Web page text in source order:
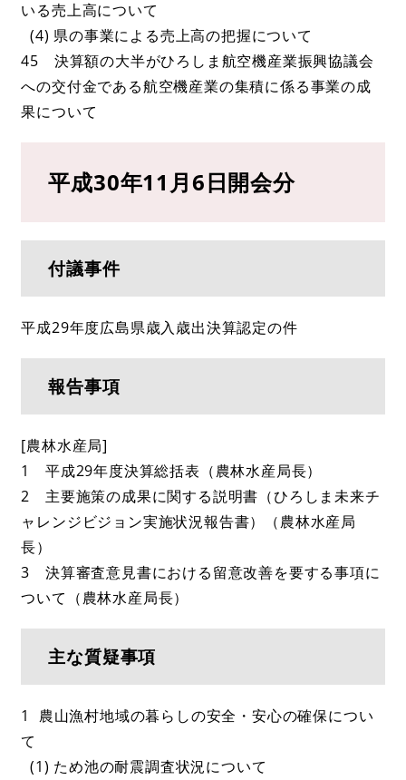
いる売上高について
(4) 県の事業による売上高の把握について
45 決算額の大半がひろしま航空機産業振興協議会
への交付金である航空機産業の集積に係る事業の成
果について
平成30年11月6日開会分
付議事件
平成29年度広島県歳入歳出決算認定の件
報告事項
[農林水産局]
1 平成29年度決算総括表（農林水産局長）
2 主要施策の成果に関する説明書（ひろしま未来チ
ャレンジビジョン実施状況報告書）（農林水産局
長）
3 決算審査意見書における留意改善を要する事項に
ついて（農林水産局長）
主な質疑事項
1 農山漁村地域の暮らしの安全・安心の確保につい
て
(1) ため池の耐震調査状況について